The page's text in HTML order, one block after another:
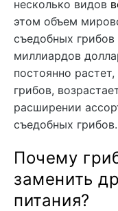
несколько видов
этом объем
съедобных
миллиардов
постоянно
грибов,
расширении
съедобных грибов.
Почему
заменить
питания?